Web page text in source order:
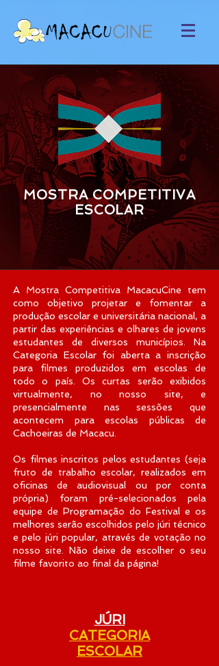
MOSTRA COMPETITIVA
ESCOLAR
A Mostra Competitiva MacacuCine tem
como objetivo projetar e fomentar a
produção escolar e universitária nacional, a
partir das experiências e olhares de jovens
estudantes de diversos municípios. Na
Categoria Escolar foi aberta a inscrição
para filmes produzidos em escolas de
todo o país. Os curtas serão exibidos
virtualmente, no nosso site, e
presencialmente nas sessões que
acontecem para escolas públicas de
Cachoeiras de Macacu.
Os filmes inscritos pelos estudantes (seja
fruto de trabalho escolar, realizados em
oficinas de audiovisual ou por conta
própria) foram pré-selecionados pela
equipe de Programação do Festival e os
melhores serão escolhidos pelo júri técnico
e pelo júri popular, através de votação no
nosso site. Não deixe de escolher o seu
filme favorito ao final da página!
JÚRI
CATEGORIA
ESCOLAR